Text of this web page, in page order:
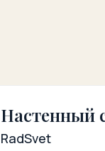
Настенный
RadSvet